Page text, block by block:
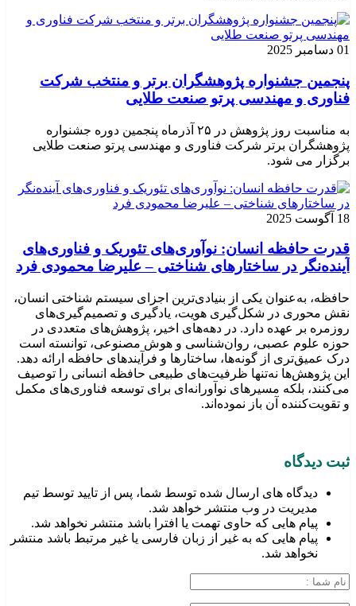
01 دسامبر 2025
پنجمین جشنواره پژوهشگران برتر و منتخب شرکت
فناوری و مهندسی پرتو صنعت طلایی
به مناسبت روز پژوهش در ۲۵ آذرماه پنجمین دوره جشنواره
پژوهشگران برتر شرکت فناوری و مهندسی پرتو صنعت طلایی
برگزار می شود.
18 آگوست 2025
قدرت حافظه انسان: نوآوری‌های تئوریک و فناوری‌های
آینده‌نگر در ساختارهای شناختی – علیرضا محمودی فرد
حافظه، به‌عنوان یکی از بنیادی‌ترین اجزای سیستم شناختی انسان،
نقش محوری در شکل‌گیری هویت، یادگیری و تصمیم‌گیری‌های
روزمره بر عهده دارد. در دهه‌های اخیر، پژوهش‌های متعددی در
حوزه علوم عصبی، روان‌شناسی و هوش مصنوعی، توانسته‌ است
درک عمیق‌تری از گونه‌ها، ساختارها و فرآیندهای حافظه ارائه دهد.
این پژوهش‌ها نه‌تنها ظرفیت‌های طبیعی حافظه انسانی را توصیف
می‌کنند، بلکه مسیرهای نوآورانه‌ای برای توسعه فناوری‌های مکمل
و تقویت‌کننده آن باز نموده‌اند.
ثبت دیدگاه
دیدگاه های ارسال شده توسط شما، پس از تایید توسط تیم
مدیریت در وب منتشر خواهد شد.
پیام هایی که حاوی تهمت یا افترا باشد منتشر نخواهد شد.
پیام هایی که به غیر از زبان فارسی یا غیر مرتبط باشد منتشر
نخواهد شد.